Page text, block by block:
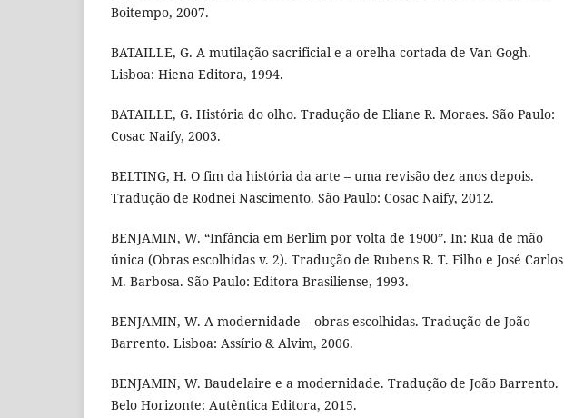
Boitempo, 2007.
BATAILLE, G. A mutilação sacrificial e a orelha cortada de Van Gogh.
Lisboa: Hiena Editora, 1994.
BATAILLE, G. História do olho. Tradução de Eliane R. Moraes. São Paulo:
Cosac Naify, 2003.
BELTING, H. O fim da história da arte – uma revisão dez anos depois.
Tradução de Rodnei Nascimento. São Paulo: Cosac Naify, 2012.
BENJAMIN, W. “Infância em Berlim por volta de 1900”. In: Rua de mão
única (Obras escolhidas v. 2). Tradução de Rubens R. T. Filho e José Carlos
M. Barbosa. São Paulo: Editora Brasiliense, 1993.
BENJAMIN, W. A modernidade – obras escolhidas. Tradução de João
Barrento. Lisboa: Assírio & Alvim, 2006.
BENJAMIN, W. Baudelaire e a modernidade. Tradução de João Barrento.
Belo Horizonte: Autêntica Editora, 2015.